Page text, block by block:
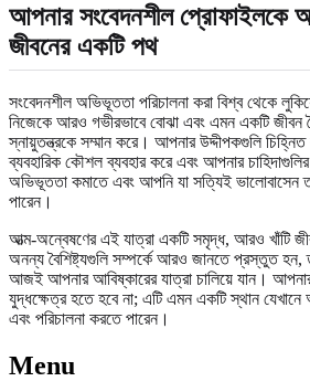
আপনার সংবেদনশীল প্রোফাইলকে
জীবনের একটি পথ
সংবেদনশীল অভিভূততা পরিচালনা করা বিশ্ব থেকে
নিজেকে আরও গভীরভাবে বোঝা এবং এমন একটি জীবন
স্নায়ুতন্ত্রকে সম্মান করে। আপনার উদ্দীপকগুলি
ব্যবহারিক কৌশল ব্যবহার করে এবং আপনার
অভিভূততা কমাতে এবং আপনি যা সত্যিই
পারেন।
আত্ম-অন্বেষণের এই যাত্রা একটি সমৃদ্ধ, আরও খাঁটি
অনন্য বৈশিষ্ট্যগুলি সম্পর্কে আরও জানতে প্রস্তুত হন,
আজই আপনার আবিষ্কারের যাত্রা চালিয়ে যান।
যুদ্ধক্ষেত্র হতে হবে না; এটি এমন একটি স্থান যেখানে
এবং পরিচালনা করতে পারেন।
Menu